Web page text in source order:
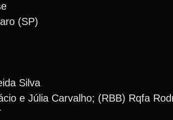
(SP)
Silva
e Júlia Carvalho; (RBB) Rqfa